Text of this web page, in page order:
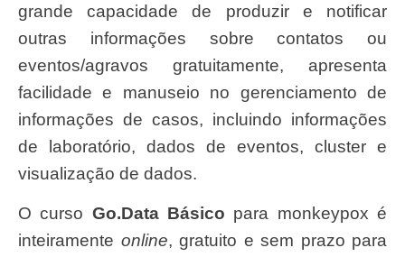
grande capacidade de produzir e notificar
outras informações sobre contatos ou
eventos/agravos gratuitamente, apresenta
facilidade e manuseio no gerenciamento de
informações de casos, incluindo informações
de laboratório, dados de eventos, cluster e
visualização de dados.
O curso Go.Data Básico para monkeypox é
inteiramente online, gratuito e sem prazo para